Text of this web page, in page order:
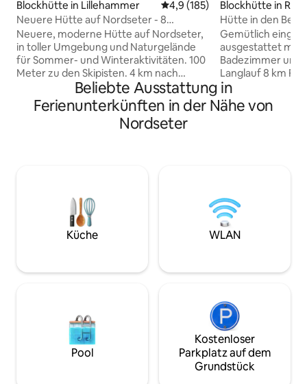
Blockhütte in Lillehammer Durchschnittliche Bewertung:
4,9 (185)
Neuere Hütte auf Nordseter - 8
Schlafplätze
Neuere, moderne Hütte auf Nordseter,
in toller Umgebung und Naturgelände
für Sommer- und Winteraktivitäten. 100
Meter zu den Skipisten. 4 km nach
Sjusjøen mit Lebensmittelgeschäft und
13 km nach Lillehammer. Die kaputte
Autostraße ist vollständig kaputt. Die
Hütte verfügt über einen großen
verfügt über ein Doppelbett (180 cm),
Schlafzimmer 2 über ein Etagenbett 150
cm unteres Etagenbett und 120 cm über
Etagenbett und Schlafzimmer 3 über 150
oberes Etagenbett.
Blockhütte in
Hütte in den
der Nähe von
Gemütlich
ausgestattet mit
Badezimmer und Dusche.
Langlauf 8 km
Hafjell/
Min. und
10 Min.
eigenen mit. Wir bieten
kontaktiere uns,
Beliebte Ausstattung in
Ferienunterkünften in der Nähe von
Nordseter
Küche WLAN
Pool
Kostenloser
Parkplatz auf dem
Grundstück